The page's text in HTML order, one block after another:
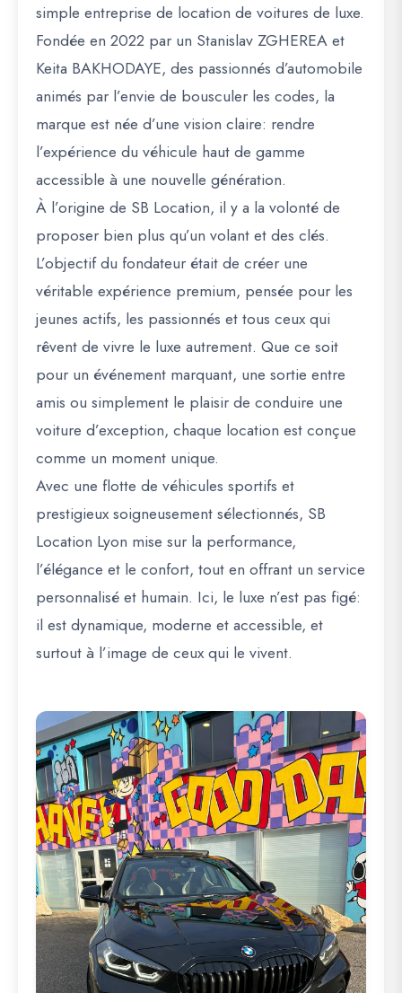
simple entreprise de location de voitures de luxe.
Fondée en 2022 par un Stanislav ZGHEREA et
Keita BAKHODAYE, des passionnés d’automobile
animés par l’envie de bousculer les codes, la
marque est née d’une vision claire: rendre
l’expérience du véhicule haut de gamme
accessible à une nouvelle génération.
À l’origine de SB Location, il y a la volonté de
proposer bien plus qu’un volant et des clés.
L’objectif du fondateur était de créer une
véritable expérience premium, pensée pour les
jeunes actifs, les passionnés et tous ceux qui
rêvent de vivre le luxe autrement. Que ce soit
pour un événement marquant, une sortie entre
amis ou simplement le plaisir de conduire une
voiture d’exception, chaque location est conçue
comme un moment unique.
Avec une flotte de véhicules sportifs et
prestigieux soigneusement sélectionnés, SB
Location Lyon mise sur la performance,
l’élégance et le confort, tout en offrant un service
personnalisé et humain. Ici, le luxe n’est pas figé:
il est dynamique, moderne et accessible, et
surtout à l’image de ceux qui le vivent.